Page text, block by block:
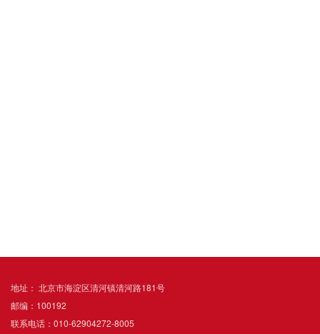
地址： 北京市海淀区清河镇清河路181号
邮编：100192
联系电话：010-62904272-8005